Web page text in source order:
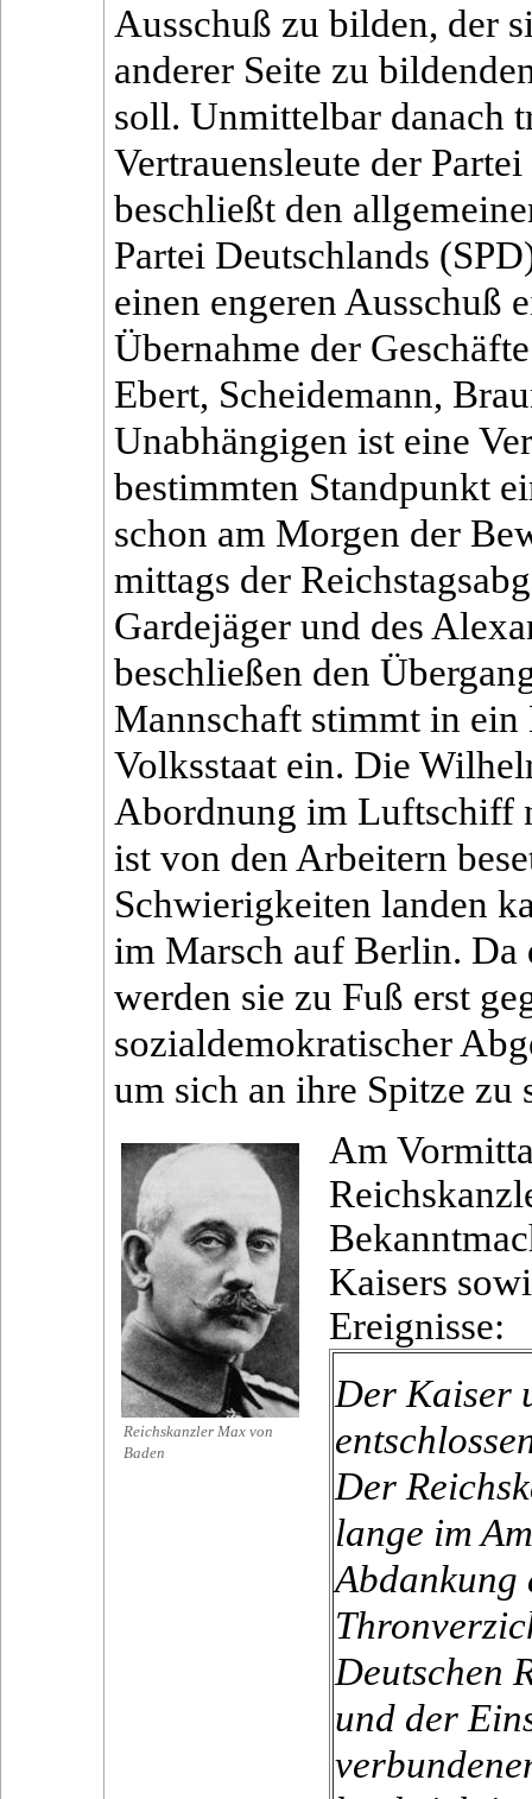
Ausschuß zu bilden, der
anderer Seite zu
soll. Unmittelbar danach
Vertrauensleute der
beschließt den
Partei Deutschlands
einen engeren Ausschuß
Übernahme der
Ebert, Scheidemann,
Unabhängigen ist eine
bestimmten Standpunkt
schon am Morgen der
mittags der
Gardejäger und des
beschließen den
Mannschaft stimmt in ein
Volksstaat ein. Die
Abordnung im Luftschiff
ist von den Arbeitern
Schwierigkeiten landen
im Marsch auf Berlin. Da
werden sie zu Fuß erst
sozialdemokratischer
um sich an ihre Spitze zu
Reichskanzler Max von
Baden
Am
Kaisers
Ereignisse:
Der Kaiser
Der
lange im
Abdankung
Deutschen
und der